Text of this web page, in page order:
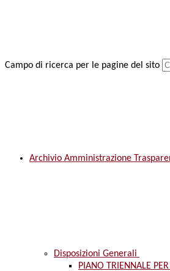
Campo di ricerca per le pagine del sito
Archivio Amministrazione
Disposizioni Generali
PIANO TRIENNALE